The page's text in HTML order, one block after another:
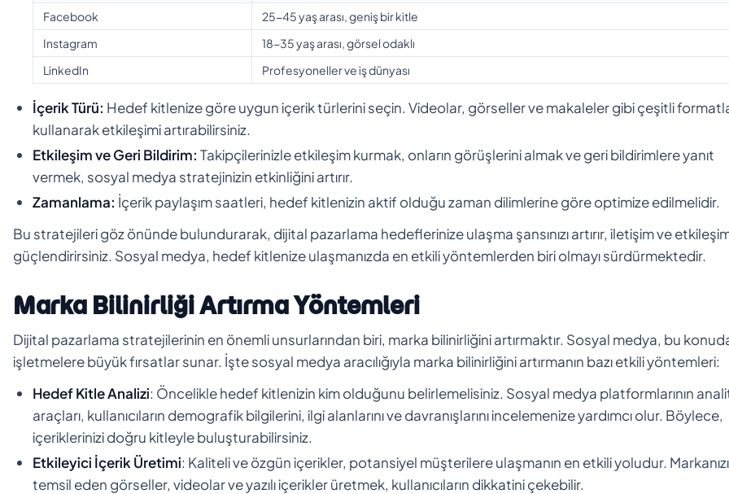
Facebook
25-45 yaş arası, geniş bir kitle
Instagram
18-35 yaş arası, görsel odaklı
LinkedIn
Profesyoneller ve iş dünyası
İçerik Türü: Hedef kitlenize göre uygun içerik türlerini seçin. Videolar, görseller ve makaleler gibi çeşitli
kullanarak etkileşimi artırabilirsiniz.
Etkileşim ve Geri Bildirim: Takipçilerinizle etkileşim kurmak, onların görüşlerini almak ve geri bildirimlere yanıt
vermek, sosyal medya stratejinizin etkinliğini artırır.
Zamanlama: İçerik paylaşım saatleri, hedef kitlenizin aktif olduğu zaman dilimlerine göre optimize edilmelidir.
Bu stratejileri göz önünde bulundurarak, dijital pazarlama hedeflerinize ulaşma şansınızı artırır, iletişim ve
güçlendirirsiniz. Sosyal medya, hedef kitlenize ulaşmanızda en etkili yöntemlerden biri olmayı sürdürmektedir.
Marka Bilinirliği Artırma Yöntemleri
Dijital pazarlama stratejilerinin en önemli unsurlarından biri, marka bilinirliğini artırmaktır. Sosyal medya, bu
işletmelere büyük fırsatlar sunar. İşte sosyal medya aracılığıyla marka bilinirliğini artırmanın bazı etkili yöntemleri:
Hedef Kitle Analizi: Öncelikle hedef kitlenizin kim olduğunu belirlemelisiniz. Sosyal medya platformlarının
araçları, kullanıcıların demografik bilgilerini, ilgi alanlarını ve davranışlarını incelemenize yardımcı olur. Böylece,
içeriklerinizi doğru kitleyle buluşturabilirsiniz.
Etkileyici İçerik Üretimi: Kaliteli ve özgün içerikler, potansiyel müşterilere ulaşmanın en etkili yoludur. Markanızı
temsil eden görseller, videolar ve yazılı içerikler üretmek, kullanıcıların dikkatini çekebilir.